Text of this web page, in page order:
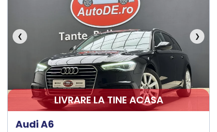
❮ ❯
LIVRARE LA TINE ACASA
Audi A6